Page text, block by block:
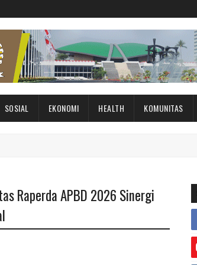
SOSIAL EKONOMI HEALTH KOMUNITAS
Raperda APBD 2026 Sinergi